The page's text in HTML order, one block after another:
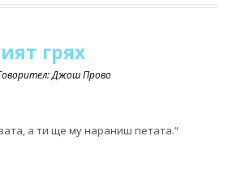
грях
Джош Прово
а ти ще му нараниш петата.“